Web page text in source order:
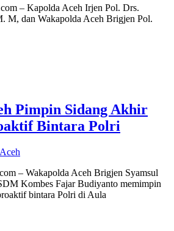
– Kapolda Aceh Irjen Pol. Drs.
M, dan Wakapolda Aceh Brigjen Pol.
Pimpin Sidang Akhir
Bintara Polri
– Wakapolda Aceh Brigjen Syamsul
Kombes Fajar Budiyanto memimpin
bintara Polri di Aula